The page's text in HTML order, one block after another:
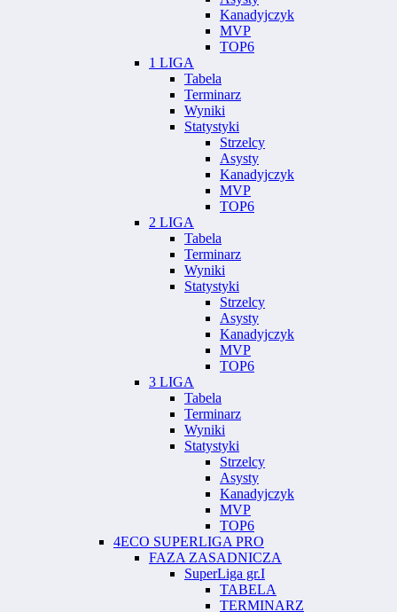
Kanadyjczyk
MVP
TOP6
1 LIGA
Tabela
Terminarz
Wyniki
Statystyki
Strzelcy
Asysty
Kanadyjczyk
MVP
TOP6
2 LIGA
Tabela
Terminarz
Wyniki
Statystyki
Strzelcy
Asysty
Kanadyjczyk
MVP
TOP6
3 LIGA
Tabela
Terminarz
Wyniki
Statystyki
Strzelcy
Asysty
Kanadyjczyk
MVP
TOP6
4ECO SUPERLIGA PRO
FAZA ZASADNICZA
SuperLiga gr.I
TABELA
TERMINARZ